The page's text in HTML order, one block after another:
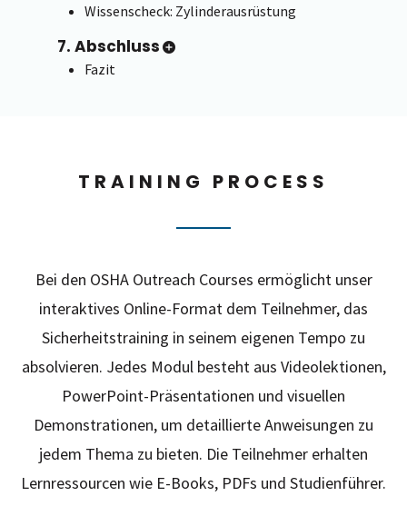
Wissenscheck: Zylinderausrüstung
7. Abschluss
Fazit
TRAINING PROCESS
Bei den OSHA Outreach Courses ermöglicht unser
interaktives Online-Format dem Teilnehmer, das
Sicherheitstraining in seinem eigenen Tempo zu
absolvieren. Jedes Modul besteht aus Videolektionen,
PowerPoint-Präsentationen und visuellen
Demonstrationen, um detaillierte Anweisungen zu
jedem Thema zu bieten. Die Teilnehmer erhalten
Lernressourcen wie E-Books, PDFs und Studienführer.